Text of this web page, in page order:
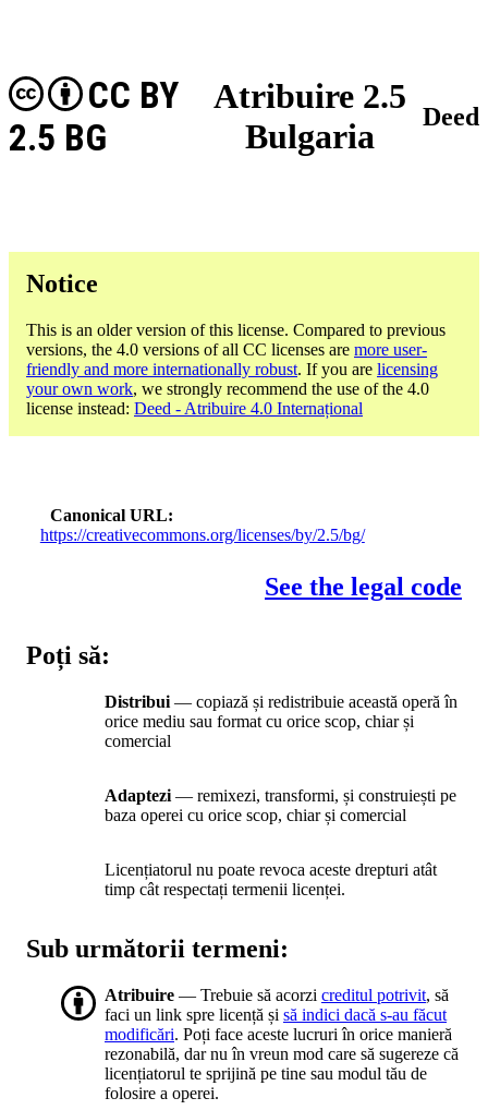
Atribuire 2.5
Bulgaria
CC BY
2.5 BG
Deed
Notice
This is an older version of this license. Compared to previous
versions, the 4.0 versions of all CC licenses are more user-
friendly and more internationally robust. If you are licensing
your own work, we strongly recommend the use of the 4.0
license instead: Deed - Atribuire 4.0 Internațional
Canonical URL
https://creativecommons.org/licenses/by/2.5/bg/
See the legal code
Poți să:
Distribui — copiază și redistribuie această operă în
orice mediu sau format cu orice scop, chiar și
comercial
Adaptezi — remixezi, transformi, și construiești pe
baza operei cu orice scop, chiar și comercial
Licențiatorul nu poate revoca aceste drepturi atât
timp cât respectați termenii licenței.
Sub următorii termeni:
Atribuire — Trebuie să acorzi creditul potrivit, să
faci un link spre licență și să indici dacă s-au făcut
modificări. Poți face aceste lucruri în orice manieră
rezonabilă, dar nu în vreun mod care să sugereze că
licențiatorul te sprijină pe tine sau modul tău de
folosire a operei.